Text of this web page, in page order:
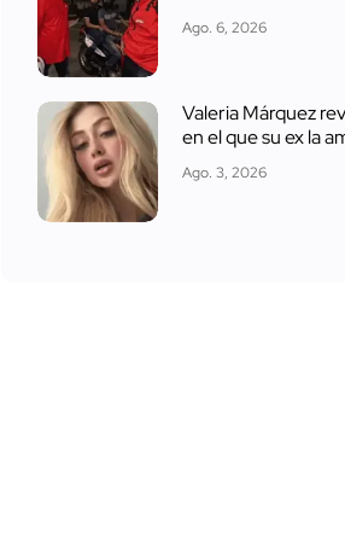
Ago. 6, 2026
Valeria Márquez
en el que su ex la
Ago. 3, 2026